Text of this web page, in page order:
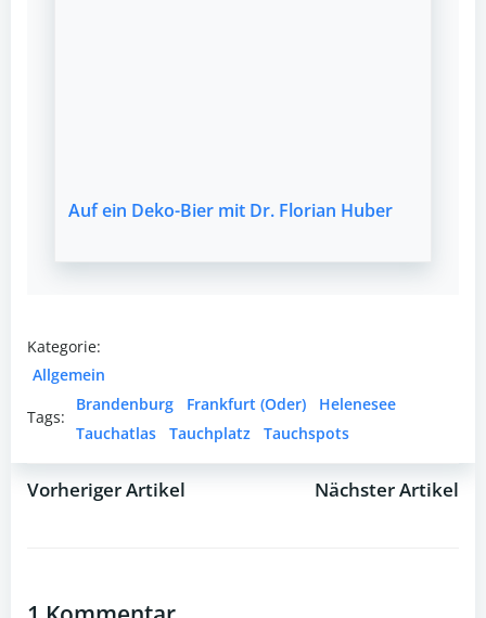
Auf ein Deko-Bier mit Dr. Florian Huber
Kategorie:
Allgemein
Tags:
Brandenburg Frankfurt (Oder)
Helenesee
Tauchatlas
Tauchplatz Tauchspots
Vorheriger Artikel Nächster Artikel